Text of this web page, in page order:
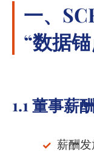
一、
“数据
1.1 董事薪
薪酬